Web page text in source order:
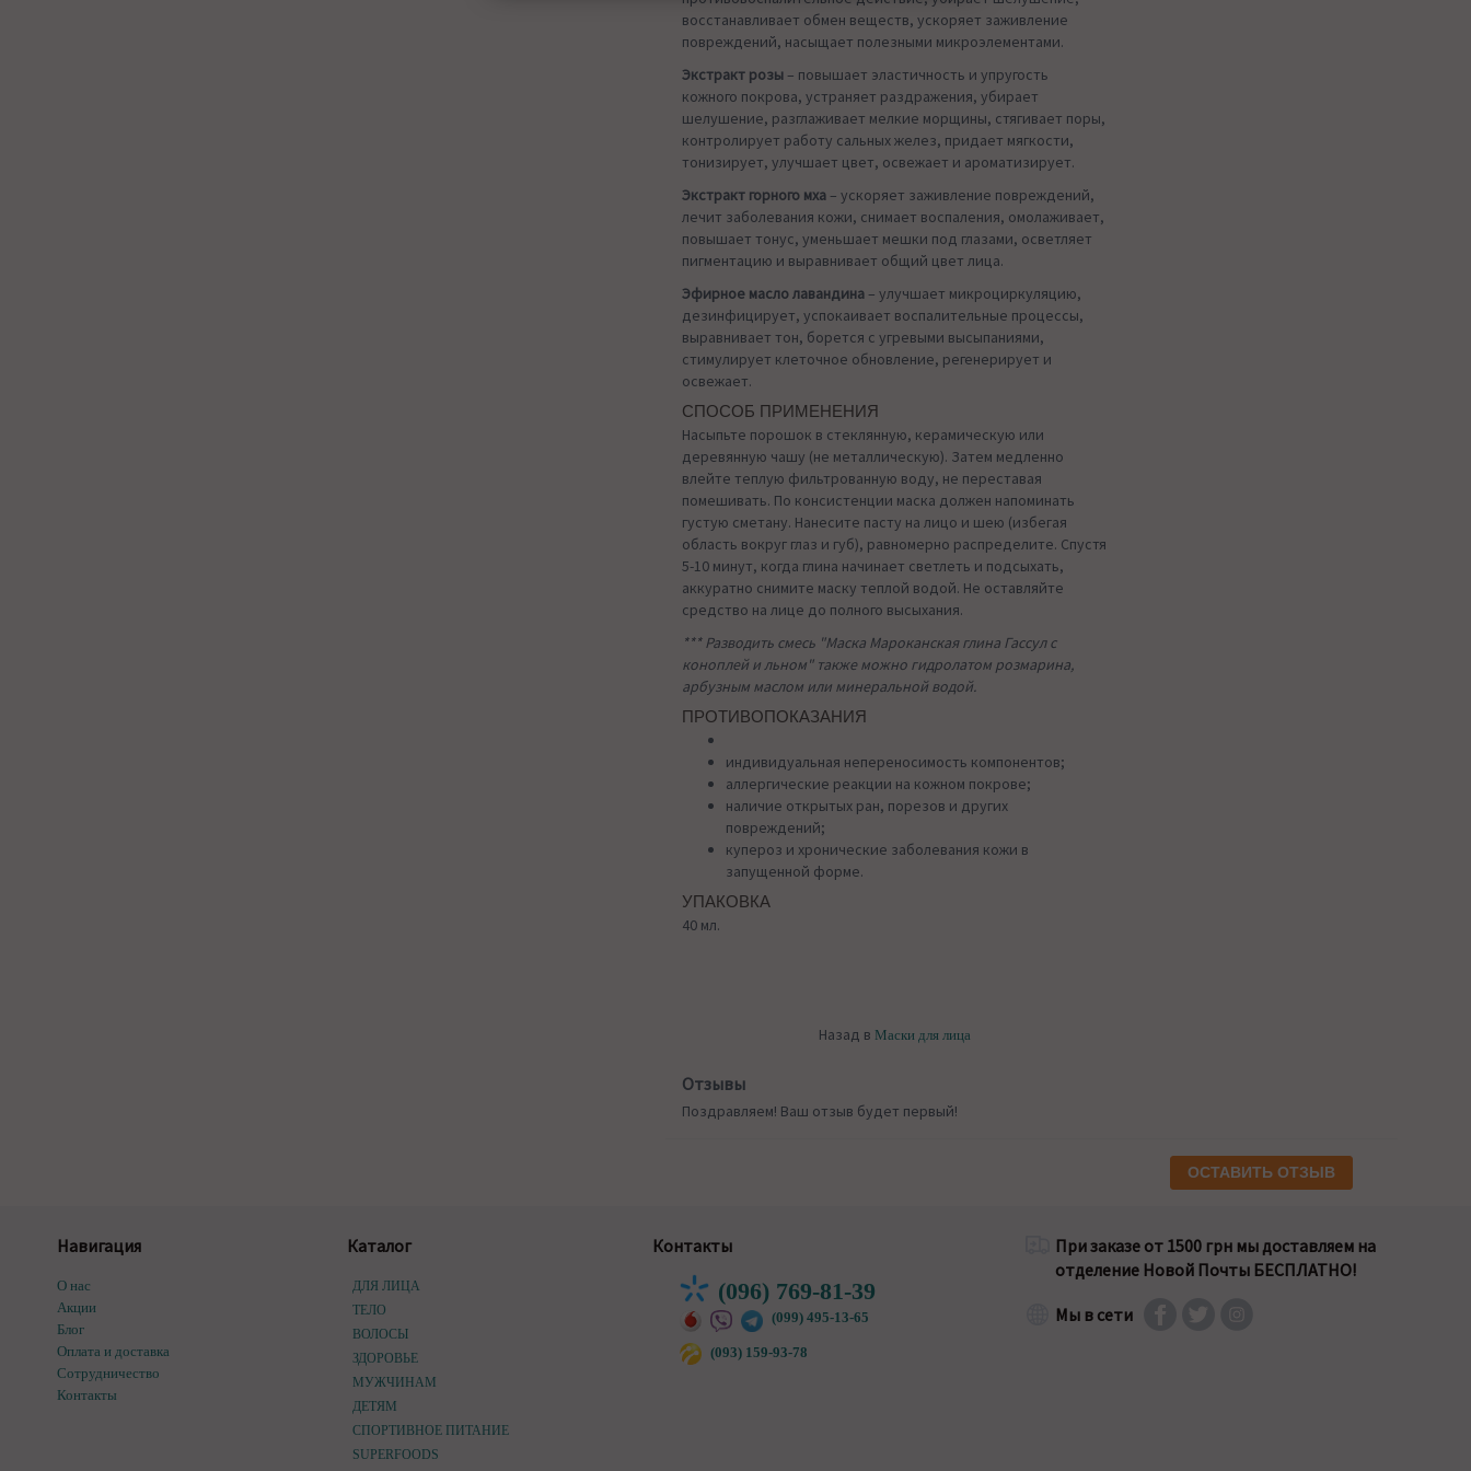
восстанавливает обмен веществ, ускоряет заживление
повреждений, насыщает полезными микроэлементами.
Экстракт розы – повышает эластичность и упругость
кожного покрова, устраняет раздражения, убирает
шелушение, разглаживает мелкие морщины, стягивает поры,
контролирует работу сальных желез, придает мягкости,
тонизирует, улучшает цвет, освежает и ароматизирует.
Экстракт горного мха – ускоряет заживление повреждений,
лечит заболевания кожи, снимает воспаления, омолаживает,
повышает тонус, уменьшает мешки под глазами, осветляет
пигментацию и выравнивает общий цвет лица.
Эфирное масло лавандина – улучшает микроциркуляцию,
дезинфицирует, успокаивает воспалительные процессы,
выравнивает тон, борется с угревыми высыпаниями,
стимулирует клеточное обновление, регенерирует и
освежает.
СПОСОБ ПРИМЕНЕНИЯ
Насыпьте порошок в стеклянную, керамическую или
деревянную чашу (не металлическую). Затем медленно
влейте теплую фильтрованную воду, не переставая
помешивать. По консистенции маска должен напоминать
густую сметану. Нанесите пасту на лицо и шею (избегая
область вокруг глаз и губ), равномерно распределите. Спустя
5-10 минут, когда глина начинает светлеть и подсыхать,
аккуратно снимите маску теплой водой. Не оставляйте
средство на лице до полного высыхания.
*** Разводить смесь "Маска Мароканская глина Гассул с
коноплей и льном" также можно гидролатом розмарина,
арбузным маслом или минеральной водой.
ПРОТИВОПОКАЗАНИЯ
индивидуальная непереносимость компонентов;
аллергические реакции на кожном покрове;
наличие открытых ран, порезов и других
повреждений;
купероз и хронические заболевания кожи в
запущенной форме.
УПАКОВКА
40 мл.
Назад в Маски для лица
Отзывы
Поздравляем! Ваш отзыв будет первый!
ОСТАВИТЬ ОТЗЫВ
Навигация
О нас
Акции
Блог
Оплата и доставка
Сотрудничество
Контакты
Каталог
ДЛЯ ЛИЦА
ТЕЛО
ВОЛОСЫ
ЗДОРОВЬЕ
МУЖЧИНАМ
ДЕТЯМ
СПОРТИВНОЕ ПИТАНИЕ
SUPERFOODS
Контакты
(096) 769-81-39
(099) 495-13-65
(093) 159-93-78
При заказе от 1500 грн мы доставляем на
отделение Новой Почты БЕСПЛАТНО!
Мы в сети